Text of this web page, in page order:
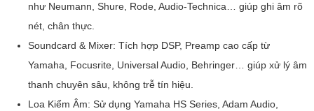
như Neumann, Shure, Rode, Audio-Technica… giúp ghi âm rõ
nét, chân thực.
Soundcard & Mixer: Tích hợp DSP, Preamp cao cấp từ
Yamaha, Focusrite, Universal Audio, Behringer… giúp xử lý âm
thanh chuyên sâu, không trễ tín hiệu.
Loa Kiểm Âm: Sử dụng Yamaha HS Series, Adam Audio,